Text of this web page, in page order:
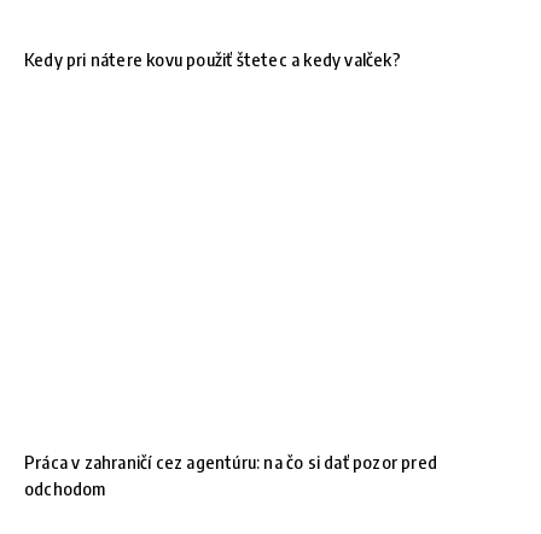
Kedy pri nátere kovu použiť štetec a kedy valček?
Práca v zahraničí cez agentúru: na čo si dať pozor pred
odchodom